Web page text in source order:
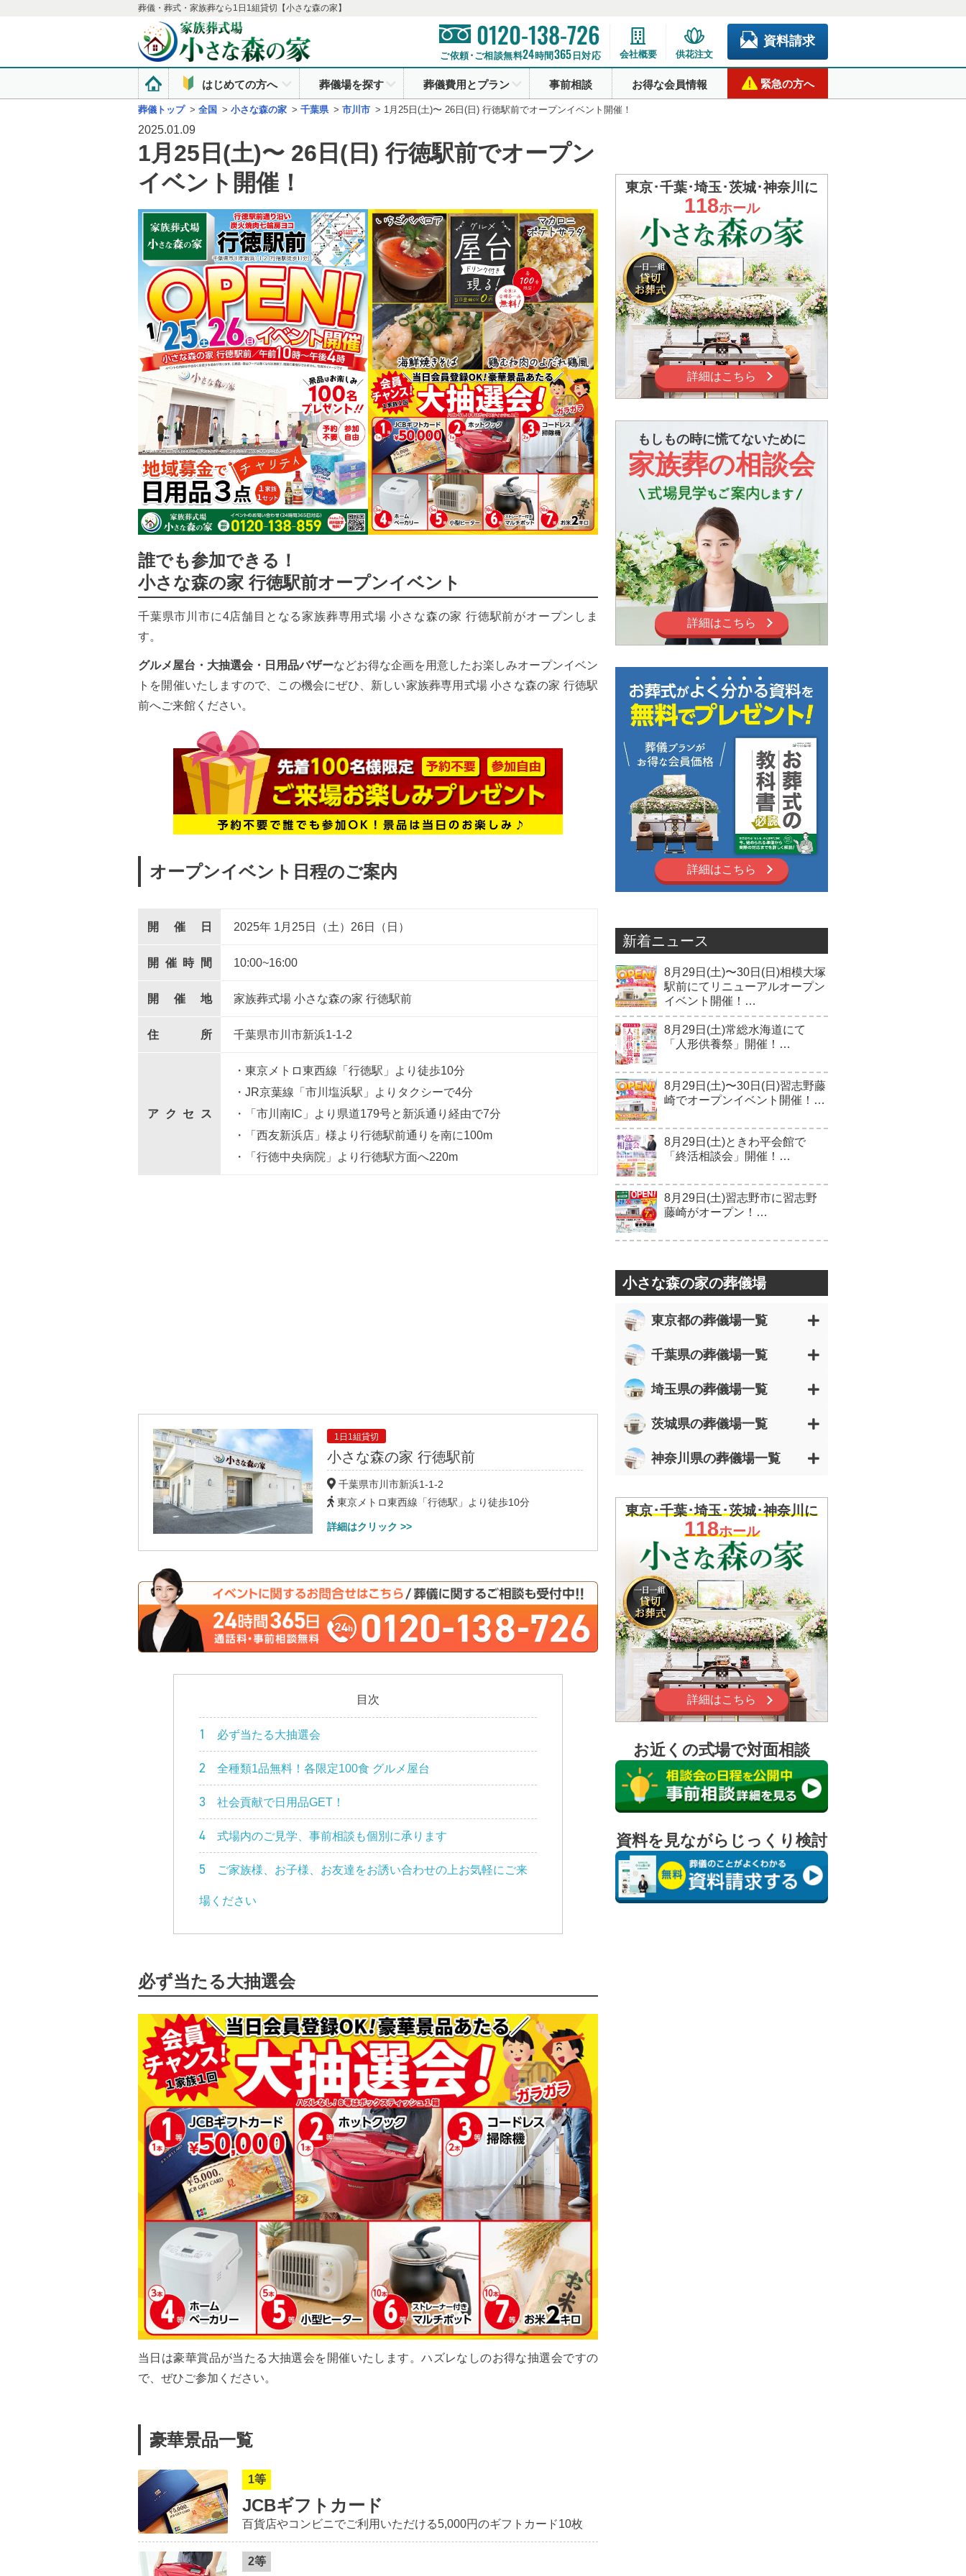
葬儀・葬式・家族葬なら1日1組貸切【小さな森の家】
0120-138-726
ご依頼･ご相談無料24時間 365 日対応 会社概要 供花注文
資料請求
はじめての方へ 葬儀場を探す 葬儀費用とプラン 事前相談 お得な会員情報 緊急の方へ
葬儀トップ > 全国 > 小さな森の家 > 千葉県 > 市川市 > 1月25日(土)〜 26日(日) 行徳駅前でオープンイベント開催！
2025.01.09
1月25日(土)〜 26日(日) 行徳駅前でオープン
イベント開催！
誰でも参加できる！
小さな森の家 行徳駅前オープンイベント
千葉県市川市に4店舗目となる家族葬専用式場 小さな森の家 行徳駅前がオープンしま
す。
グルメ屋台・大抽選会・日用品バザーなどお得な企画を用意したお楽しみオープンイベン
トを開催いたしますので、この機会にぜひ、新しい家族葬専用式場 小さな森の家 行徳駅
前へご来館ください。
オープンイベント日程のご案内
開催日 2025年 1 月 25日（土） 26日（日）
開催時間 10:00~16:00
開催地 家族葬式場 小さな森の家 行徳駅前
住所 千葉県市川市新浜1-1-2
アクセス
・東京メトロ東西線「行徳駅」より徒歩10分
・JR京葉線「市川塩浜駅」よりタクシーで4分
・「市川南IC」より県道179号と新浜通り経由で7分
・「西友新浜店」様より行徳駅前通りを南に100m
・「行徳中央病院」より行徳駅方面へ220m
1日1組貸切
小さな森の家 行徳駅前
千葉県市川市新浜1-1-2
東京メトロ東西線「行徳駅」より徒歩10分
詳細はクリック >>
目次
1 必ず当たる大抽選会
2 全種類1品無料！各限定100食 グルメ屋台
3 社会貢献で日用品GET！
4 式場内のご見学、事前相談も個別に承ります
5 ご家族様、お子様、お友達をお誘い合わせの上お気軽にご来
場ください
必ず当たる大抽選会
当日は豪華賞品が当たる大抽選会を開催いたします。ハズレなしのお得な抽選会ですの
で、ぜひご参加ください。
豪華景品一覧
1等
JCBギフトカード
百貨店やコンビニでご利用いただける5,000円のギフトカード10枚
2等
東京･千葉･埼玉･茨城･神奈川に
118ホール
詳細はこちら
もしもの時に慌てないために
家族葬の相談会
詳細はこちら
詳細はこちら
新着ニュース
8月29日(土)〜30日(日)相模大塚
駅前にてリニューアルオープン
イベント開催！…
8月29日(土)常総水海道にて
「人形供養祭」開催！…
8月29日(土)〜30日(日)習志野藤
崎でオープンイベント開催！…
8月29日(土)ときわ平会館で
「終活相談会」開催！…
8月29日(土)習志野市に習志野
藤崎がオープン！…
小さな森の家の葬儀場
東京都の葬儀場一覧
千葉県の葬儀場一覧
埼玉県の葬儀場一覧
茨城県の葬儀場一覧
神奈川県の葬儀場一覧
東京･千葉･埼玉･茨城･神奈川に
118ホール
詳細はこちら
お近くの式場で対面相談
資料を見ながらじっくり検討